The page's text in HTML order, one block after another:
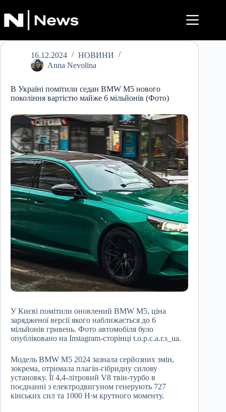
до
вмісту
16.12.2024
НОВИНИ
Anna Nevolina
В Україні помітили седан BMW M5 нового
покоління вартістю майже 6 мільйонів (Фото)
У Києві помітили оновлений BMW M5, ціна
зарядженої версії якого наближається до 6
мільйонів гривень. Фото автомобіля було
опубліковано на Instagram-сторінці t.o.p.c.a.r.s_ua.
Модель BMW M5 2024 зазнала серйозних змін,
зокрема, отримала плагін-гібридну силову
установку. Її 4,4-літровий V8 твін-турбо в
поєднанні з електродвигуном генерують 727
кінських сил та 1000 Н∙м крутного моменту.